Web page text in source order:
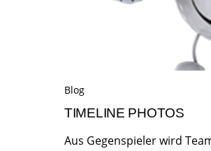
Blog
TIMELINE PHOTOS
Aus Gegenspieler wird